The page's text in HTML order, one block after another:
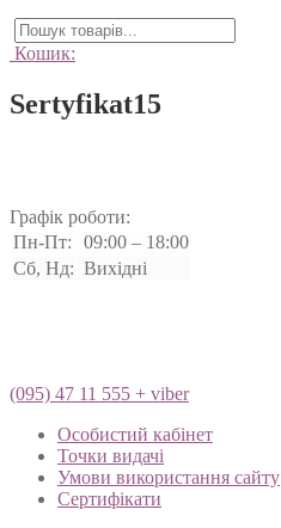
Кошик:
Sertyfikat15
Графік роботи:
Пн-Пт:
09:00 – 18:00
Сб, Нд: Вихідні
(095) 47 11 555 + viber
Особистий кабінет
Точки видачі
Умови використання сайту
Сертифікати